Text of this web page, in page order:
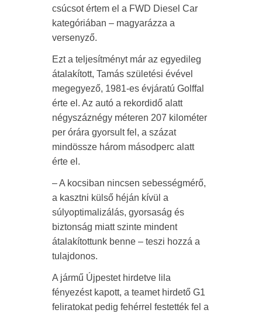
csúcsot értem el a FWD Diesel Car
kategóriában – magyarázza a
versenyző.
Ezt a teljesítményt már az egyedileg
átalakított, Tamás születési évével
megegyező, 1981-es évjáratú Golffal
érte el. Az autó a rekordidő alatt
négyszáznégy méteren 207 kilométer
per órára gyorsult fel, a százat
mindössze három másodperc alatt
érte el.
– A kocsiban nincsen sebességmérő,
a kasztni külső héján kívül a
súlyoptimalizálás, gyorsaság és
biztonság miatt szinte mindent
átalakítottunk benne – teszi hozzá a
tulajdonos.
A jármű Újpestet hirdetve lila
fényezést kapott, a teamet hirdető G1
feliratokat pedig fehérrel festették fel a